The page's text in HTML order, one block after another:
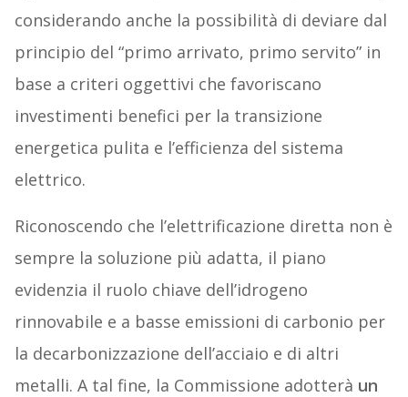
considerando anche la possibilità di deviare dal
principio del “primo arrivato, primo servito” in
base a criteri oggettivi che favoriscano
investimenti benefici per la transizione
energetica pulita e l’efficienza del sistema
elettrico.
Riconoscendo che l’elettrificazione diretta non è
sempre la soluzione più adatta, il piano
evidenzia il ruolo chiave dell’idrogeno
rinnovabile e a basse emissioni di carbonio per
la decarbonizzazione dell’acciaio e di altri
metalli. A tal fine, la Commissione adotterà un